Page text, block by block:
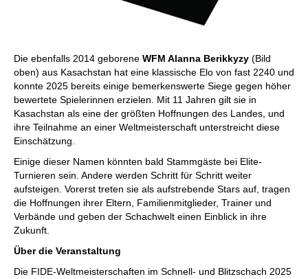
Die ebenfalls 2014 geborene WFM Alanna Berikkyzy (Bild
oben) aus Kasachstan hat eine klassische Elo von fast 2240 und
konnte 2025 bereits einige bemerkenswerte Siege gegen höher
bewertete Spielerinnen erzielen. Mit 11 Jahren gilt sie in
Kasachstan als eine der größten Hoffnungen des Landes, und
ihre Teilnahme an einer Weltmeisterschaft unterstreicht diese
Einschätzung.
Einige dieser Namen könnten bald Stammgäste bei Elite-
Turnieren sein. Andere werden Schritt für Schritt weiter
aufsteigen. Vorerst treten sie als aufstrebende Stars auf, tragen
die Hoffnungen ihrer Eltern, Familienmitglieder, Trainer und
Verbände und geben der Schachwelt einen Einblick in ihre
Zukunft.
Über die Veranstaltung
Die FIDE-Weltmeisterschaften im Schnell- und Blitzschach 2025